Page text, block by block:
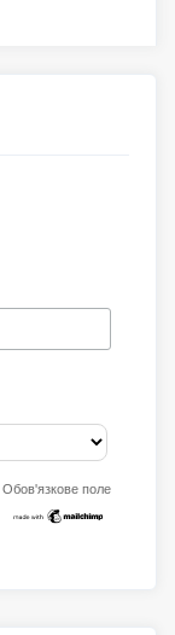
Обов'язкове поле